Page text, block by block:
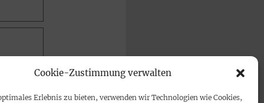
Cookie-Zustimmung verwalten
Erlebnis zu bieten, verwenden wir Technologien wie Cookies,